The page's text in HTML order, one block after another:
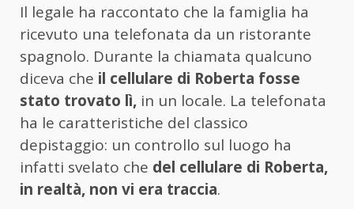
Il legale ha raccontato che la famiglia ha
ricevuto una telefonata da un ristorante
spagnolo. Durante la chiamata qualcuno
diceva che il cellulare di Roberta fosse
stato trovato lì, in un locale. La telefonata
ha le caratteristiche del classico
depistaggio: un controllo sul luogo ha
infatti svelato che del cellulare di Roberta,
in realtà, non vi era traccia.